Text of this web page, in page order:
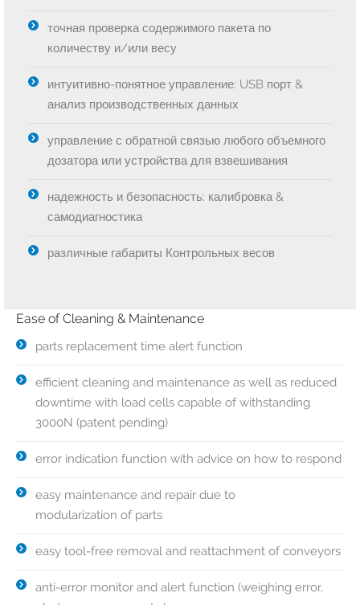
точная проверка содержимого пакета по
количеству и/или весу
интуитивно-понятное управление: USB порт &
анализ производственных данных
управление с обратной связью любого объемного
дозатора или устройства для взвешивания
надежность и безопасность: калибровка &
самодиагностика
различные габариты Контрольных весов
Ease of Cleaning & Maintenance
parts replacement time alert function
efficient cleaning and maintenance as well as reduced
downtime with load cells capable of withstanding
3000N (patent pending)
error indication function with advice on how to respond
easy maintenance and repair due to
modularization of parts
easy tool-free removal and reattachment of conveyors
anti-error monitor and alert function (weighing error,